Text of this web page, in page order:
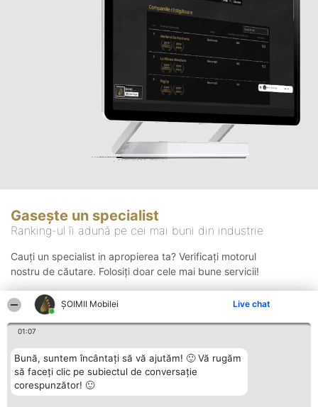
ȘOIMII Mobilei Live chat
01:07
Bună, suntem încântați să vă ajutăm! 🙂 Vă rugăm
să faceți clic pe subiectul de conversație
corespunzător! 🙂
Gasește un specialist
Ranking-ul îi adună pe cei mai buni din industrie
Cauți un specialist in apropierea ta? Verificați motorul
nostru de căutare. Folosiți doar cele mai bune servicii!